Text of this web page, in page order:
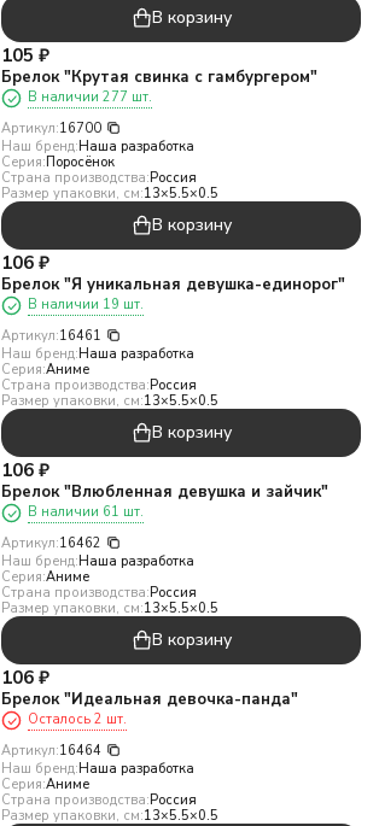
В корзину
105 ₽
Брелок "Крутая свинка с гамбургером"
В наличии 277 шт.
Артикул:16700
Наш бренд:Наша разработка
Серия:Поросёнок
Страна производства:Россия
Размер упаковки, см:13×5.5×0.5
В корзину
106 ₽
Брелок "Я уникальная девушка-единорог"
В наличии 19 шт.
Артикул:16461
Наш бренд:Наша разработка
Серия:Аниме
Страна производства:Россия
Размер упаковки, см:13×5.5×0.5
В корзину
106 ₽
Брелок "Влюбленная девушка и зайчик"
В наличии 61 шт.
Артикул:16462
Наш бренд:Наша разработка
Серия:Аниме
Страна производства:Россия
Размер упаковки, см:13×5.5×0.5
В корзину
106 ₽
Брелок "Идеальная девочка-панда"
Осталось 2 шт.
Артикул:16464
Наш бренд:Наша разработка
Серия:Аниме
Страна производства:Россия
Размер упаковки, см:13×5.5×0.5